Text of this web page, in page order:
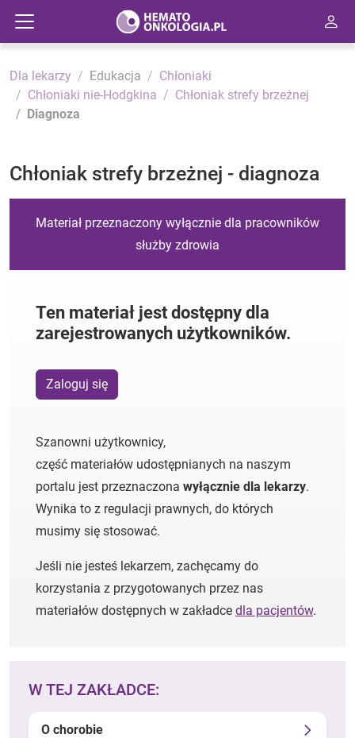
Dla lekarzy Edukacja
Chłoniaki
Chłoniaki nie-Hodgkina
Chłoniak strefy brzeżnej
Diagnoza
Chłoniak strefy brzeżnej - diagnoza
Materiał przeznaczony wyłącznie dla pracowników
służby zdrowia
Ten materiał jest dostępny dla
zarejestrowanych użytkowników.
Zaloguj się
Szanowni użytkownicy,
część materiałów udostępnianych na naszym
portalu jest przeznaczona wyłącznie dla lekarzy.
Wynika to z regulacji prawnych, do których
musimy się stosować.
Jeśli nie jesteś lekarzem, zachęcamy do
korzystania z przygotowanych przez nas
materiałów dostępnych w zakładce dla pacjentów.
W TEJ ZAKŁADCE:
O chorobie